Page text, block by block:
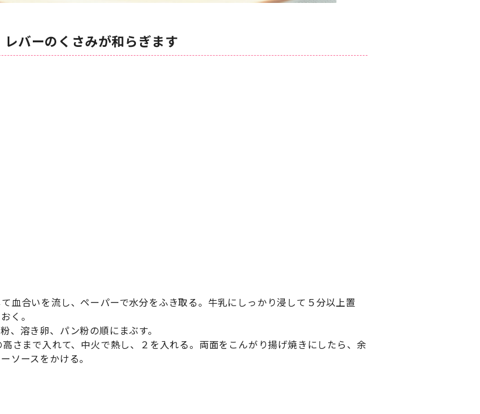
バーのくさみが和らぎます
血合いを流し、ペーパーで水分をふき取る。牛乳にしっかり浸して５分以上置
く。
、溶き卵、パン粉の順にまぶす。
さまで入れて、中火で熱し、２を入れる。両面をこんがり揚げ焼きにしたら、余
ソースをかける。